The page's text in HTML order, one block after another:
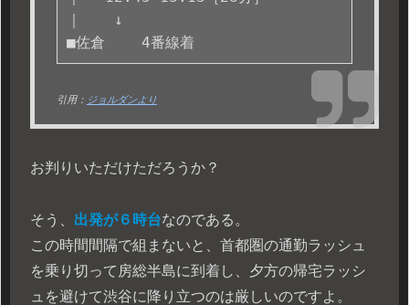
｜ 　 ↓
■佐倉    4番線着
引用： ジョルダンより
お判りいただけただろうか？
そう、 出発が６時台なのである。
この時間間隔で組まないと、首都圏の通勤ラッシュ
を乗り切って房総半島に到着し、夕方の帰宅ラッシ
ュを避けて渋谷に降り立つのは厳しいのですよ。